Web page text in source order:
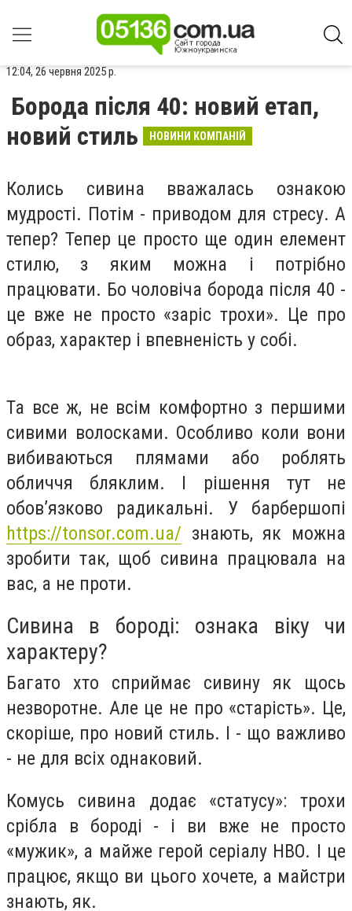
12:04, 26 червня 2025 р.
Борода після 40: новий етап,
новий стиль
НОВИНИ КОМПАНІЙ
Колись сивина вважалась ознакою
мудрості. Потім - приводом для стресу. А
тепер? Тепер це просто ще один елемент
стилю, з яким можна і потрібно
працювати. Бо чоловіча борода після 40 -
це вже не просто «заріс трохи». Це про
образ, характер і впевненість у собі.
Та все ж, не всім комфортно з першими
сивими волосками. Особливо коли вони
вибиваються плямами або роблять
обличчя бляклим. І рішення тут не
обов’язково радикальні. У барбершопі
https://tonsor.com.ua/ знають, як можна
зробити так, щоб сивина працювала на
вас, а не проти.
Сивина в бороді: ознака віку чи
характеру?
Багато хто сприймає сивину як щось
незворотне. Але це не про «старість». Це,
скоріше, про новий стиль. І - що важливо
- не для всіх однаковий.
Комусь сивина додає «статусу»: трохи
срібла в бороді - і ви вже не просто
«мужик», а майже герой серіалу HBO. І це
працює, якщо ви цього хочете, а майстри
знають, як.